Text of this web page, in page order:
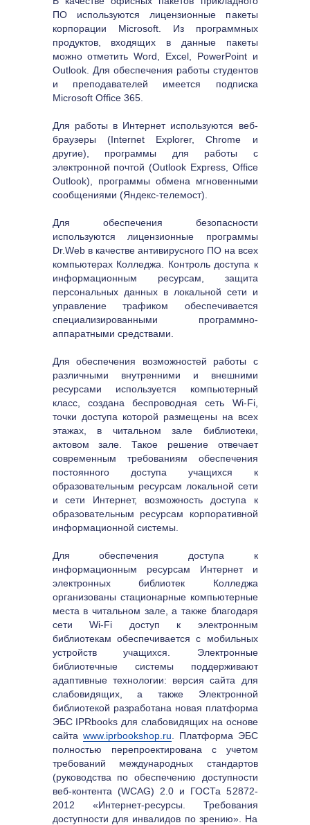
ПО используются лицензионные пакеты
корпорации Microsoft. Из программных
продуктов, входящих в данные пакеты
можно отметить Word, Excel, PowerPoint и
Outlook. Для обеспечения работы студентов
и преподавателей имеется подписка
Microsoft Office 365.
Для работы в Интернет используются веб-
браузеры (Internet Explorer, Chrome и
другие), программы для работы с
электронной почтой (Outlook Express, Office
Outlook), программы обмена мгновенными
сообщениями (Яндекс-телемост).
Для обеспечения безопасности
используются лицензионные программы
Dr.Web в качестве антивирусного ПО на всех
компьютерах Колледжа. Контроль доступа к
информационным ресурсам, защита
персональных данных в локальной сети и
управление трафиком обеспечивается
специализированными программно-
аппаратными средствами.
Для обеспечения возможностей работы с
различными внутренними и внешними
ресурсами используется компьютерный
класс, создана беспроводная сеть Wi-Fi,
точки доступа которой размещены на всех
этажах, в читальном зале библиотеки,
актовом зале. Такое решение отвечает
современным требованиям обеспечения
постоянного доступа учащихся к
образовательным ресурсам локальной сети
и сети Интернет, возможность доступа к
образовательным ресурсам корпоративной
информационной системы.
Для обеспечения доступа к
информационным ресурсам Интернет и
электронных библиотек Колледжа
организованы стационарные компьютерные
места в читальном зале, а также благодаря
сети Wi-Fi доступ к электронным
библиотекам обеспечивается с мобильных
устройств учащихся. Электронные
библиотечные системы поддерживают
адаптивные технологии: версия сайта для
слабовидящих, а также Электронной
библиотекой разработана новая платформа
ЭБС IPRbooks для слабовидящих на основе
сайта www.iprbookshop.ru . Платформа ЭБС
полностью перепроектирована с учетом
требований международных стандартов
(руководства по обеспечению доступности
веб-контента (WCAG) 2.0 и ГОСТа 52872-
2012 «Интернет-ресурсы. Требования
доступности для инвалидов по зрению». На